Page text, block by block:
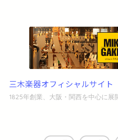
三木楽器オフィシャルサイト
1825年創業、大阪・関西を中心に展